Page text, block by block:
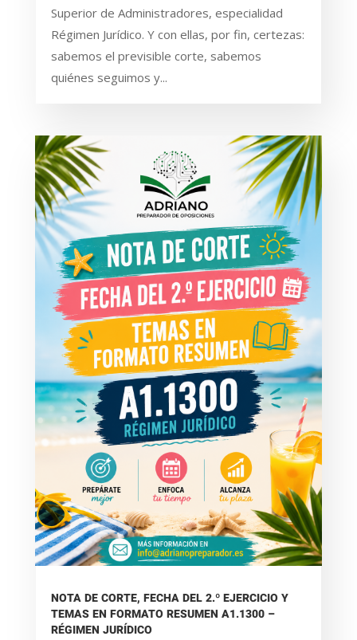
Superior de Administradores, especialidad
Régimen Jurídico. Y con ellas, por fin, certezas:
sabemos el previsible corte, sabemos
quiénes seguimos y...
NOTA DE CORTE, FECHA DEL 2.º EJERCICIO Y
TEMAS EN FORMATO RESUMEN A1.1300 –
RÉGIMEN JURÍDICO